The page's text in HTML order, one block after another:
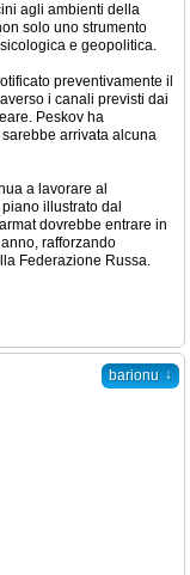
agli ambienti della
solo uno strumento
e geopolitica.
preventivamente il
i canali previsti dai
Peskov ha
arrivata alcuna
a lavorare al
illustrato dal
dovrebbe entrare in
rafforzando
Federazione Russa.
barionu ↓